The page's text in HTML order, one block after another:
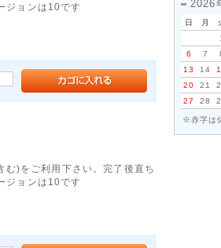
ジョンは10です
)をご利用下さい。完了後直ち
ジョンは10です
2026
日 月
6
7
13
14
20
21
27
28
※赤字は